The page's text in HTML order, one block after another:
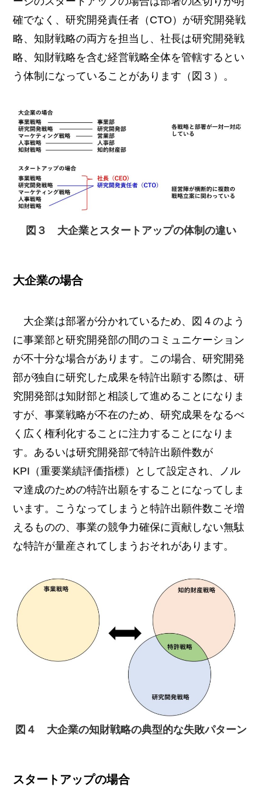
確でなく、研究開発責任者（CTO）が研究開発戦
略、知財戦略の両方を担当し、社長は研究開発戦
略、知財戦略を含む経営戦略全体を管轄するとい
う体制になっていることがあります（図３）。
図３ 大企業とスタートアップの体制の違い
大企業の場合
大企業は部署が分かれているため、図４のよう
に事業部と研究開発部の間のコミュニケーション
が不十分な場合があります。この場合、研究開発
部が独自に研究した成果を特許出願する際は、研
究開発部は知財部と相談して進めることになりま
すが、事業戦略が不在のため、研究成果をなるべ
く広く権利化することに注力することになりま
す。あるいは研究開発部で特許出願件数が
KPI（重要業績評価指標）として設定され、ノル
マ達成のための特許出願をすることになってしま
います。こうなってしまうと特許出願件数こそ増
えるものの、事業の競争力確保に貢献しない無駄
な特許が量産されてしまうおそれがあります。
図４ 大企業の知財戦略の典型的な失敗パターン
スタートアップの場合